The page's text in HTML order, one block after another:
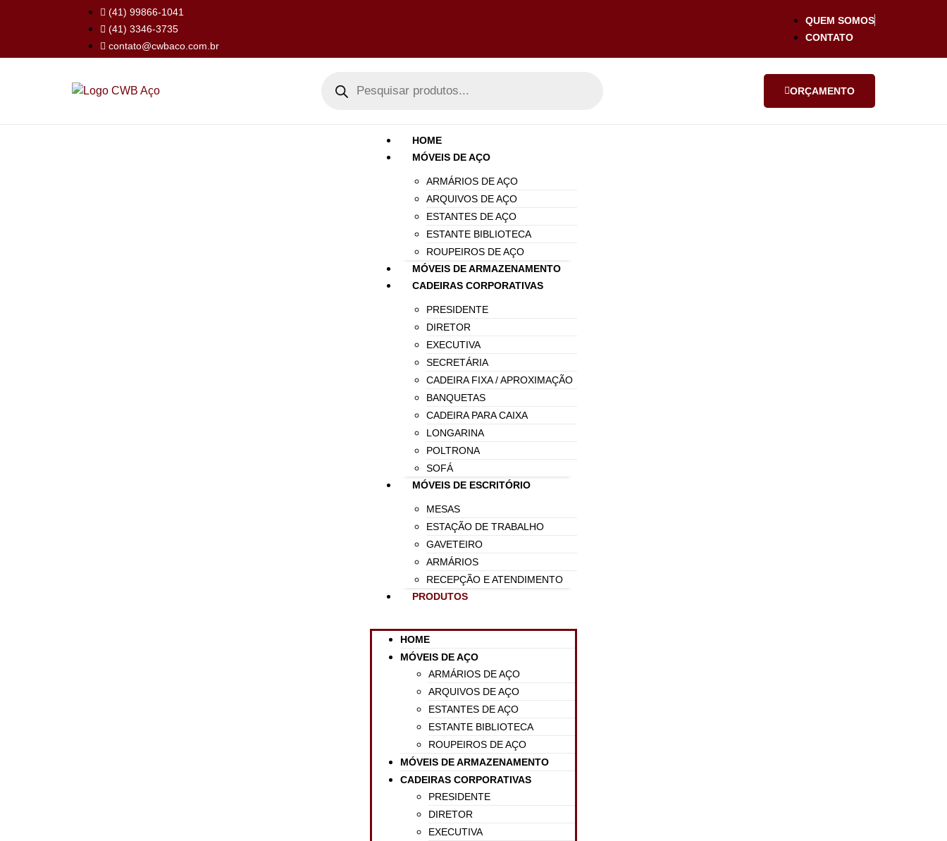
(41) 99866-1041
(41) 3346-3735
contato@cwbaco.com.br
QUEM SOMOS
CONTATO
ORÇAMENTO
HOME
MÓVEIS DE AÇO
ARMÁRIOS DE AÇO
ARQUIVOS DE AÇO
ESTANTES DE AÇO
ESTANTE BIBLIOTECA
ROUPEIROS DE AÇO
MÓVEIS DE ARMAZENAMENTO
CADEIRAS CORPORATIVAS
PRESIDENTE
DIRETOR
EXECUTIVA
SECRETÁRIA
CADEIRA FIXA / APROXIMAÇÃO
BANQUETAS
CADEIRA PARA CAIXA
LONGARINA
POLTRONA
SOFÁ
MÓVEIS DE ESCRITÓRIO
MESAS
ESTAÇÃO DE TRABALHO
GAVETEIRO
ARMÁRIOS
RECEPÇÃO E ATENDIMENTO
PRODUTOS
HOME
MÓVEIS DE AÇO
ARMÁRIOS DE AÇO
ARQUIVOS DE AÇO
ESTANTES DE AÇO
ESTANTE BIBLIOTECA
ROUPEIROS DE AÇO
MÓVEIS DE ARMAZENAMENTO
CADEIRAS CORPORATIVAS
PRESIDENTE
DIRETOR
EXECUTIVA